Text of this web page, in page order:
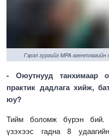
Гэрэл зургийг MPA
- Оюутнууд танхимаар
практик дадлага хийж,
юу?
Тийм боломж бүрэн бий.
үзэхээс гадна 8